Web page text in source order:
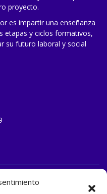
proyecto.
es impartir una enseñanza
etapas y ciclos formativos,
su futuro laboral y social